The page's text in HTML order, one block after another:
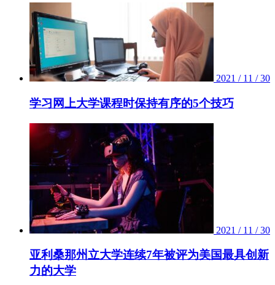
2021 / 11 / 30
学习网上大学课程时保持有序的5个技巧
2021 / 11 / 30
亚利桑那州立大学连续7年被评为美国最具创新
力的大学